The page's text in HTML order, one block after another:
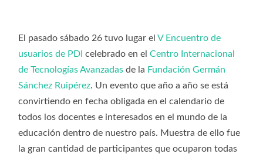
El pasado sábado 26 tuvo lugar elV Encuentro de
usuarios de PDIcelebrado en elCentro Internacional
de Tecnologías Avanzadas de la Fundación Germán
Sánchez Ruipérez. Un evento que año a año se está
convirtiendo en fecha obligada en el calendario de
todos los docentes e interesados en el mundo de la
educación dentro de nuestro país. Muestra de ello fue
la gran cantidad de participantes que ocuparon todas